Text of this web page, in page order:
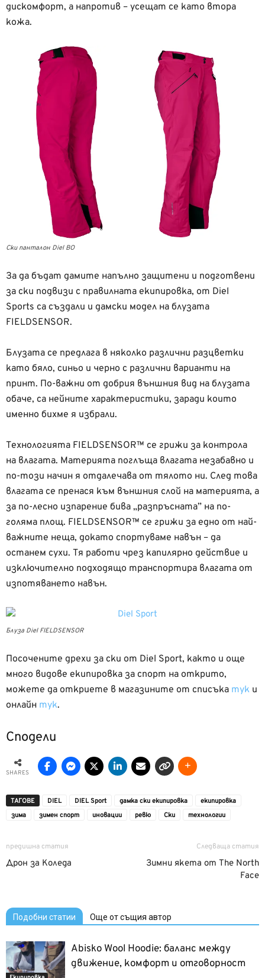
дискомфорт, а напротив – усещат се като втора
кожа.
Ски панталон Diel BO
За да бъдат дамите напълно защитени и подготвени
за ски подвизи с правилната екипировка, от Diel
Sports са създали и дамски модел на блузата
FIELDSENSOR.
Блузата се предлага в няколко различни разцветки
като бяло, синьо и черно с различни варианти на
принт. По-важни от добрия външния вид на блузата
обаче, са нейните характеристики, заради които
именно бихме я избрали.
Технологията FIELDSENSOR™ се грижи за контрола
на влагата. Материята поглъща влагата незабавно и
по-този начин я отдалечава от тялото ни. След това
влагата се пренася към външния слой на материята, а
за по-лесно изпарение бива „разпръсната” на по-
голяма площ. FIELDSENSOR™ се грижи за едно от най-
важните неща, докато спортуваме навън – да
останем сухи. Тя работи чрез капилярно действие и
изключително подходящо транспортира влагата от
изпотяването навън.
Блуза Diel FIELDSENSOR
Посочените дрехи за ски от Diel Sport, както и още
много видове екипировка за спорт на открито,
можете да откриете в магазините от списъка тук и
онлайн тук.
Сподели
SHARES
ТАГОВЕ DIEL DIEL Sport дамка ски екипировка
екипировка
зима
зимен спорт иновации ревю Ски технологии
предишна статия
Дрон за Коледа
Следваща статия
Зимни якета от The North
Face
Подобни статии Още от същия автор
Abisko Wool Hoodie: баланс между
движение, комфорт и отговорност